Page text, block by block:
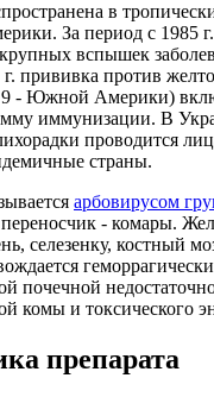
в
За период с 1985 г.
вспышек
прививка против
9 - Южной Америки)
иммунизации. В
проводится
страны.
арбовирусом
- комары.
селезенку, костный
почечной
комы и токсического
препарата